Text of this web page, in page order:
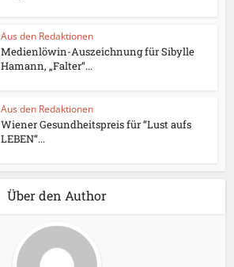
Aus den Redaktionen
Medienlöwin-Auszeichnung für Sibylle
Hamann, „Falter“...
Aus den Redaktionen
Wiener Gesundheitspreis für “Lust aufs
LEBEN“...
Über den Author